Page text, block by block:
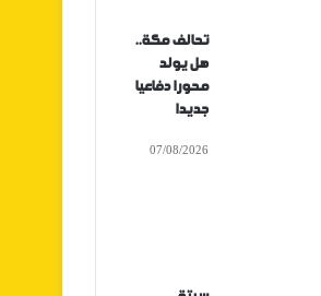
تحالف مكة..
هل يولد
محورا دفاعيا
جديدا
07/08/2026